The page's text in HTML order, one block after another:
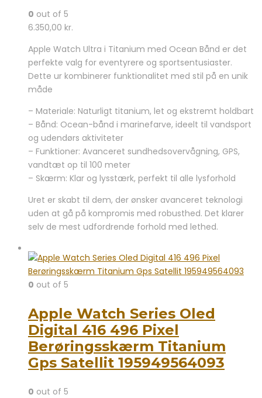
0 out of 5
6.350,00 kr.
Apple Watch Ultra i Titanium med Ocean Bånd er det
perfekte valg for eventyrere og sportsentusiaster.
Dette ur kombinerer funktionalitet med stil på en unik
måde
– Materiale: Naturligt titanium, let og ekstremt holdbart
– Bånd: Ocean-bånd i marinefarve, ideelt til vandsport
og udendørs aktiviteter
– Funktioner: Avanceret sundhedsovervågning, GPS,
vandtæt op til 100 meter
– Skærm: Klar og lysstærk, perfekt til alle lysforhold
Uret er skabt til dem, der ønsker avanceret teknologi
uden at gå på kompromis med robusthed. Det klarer
selv de mest udfordrende forhold med lethed.
0 out of 5
Apple Watch Series Oled
Digital 416 496 Pixel
Berøringsskærm Titanium
Gps Satellit 195949564093
0 out of 5